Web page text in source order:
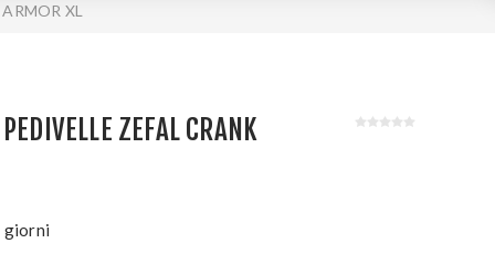
XL
ZEFAL CRANK
giorni